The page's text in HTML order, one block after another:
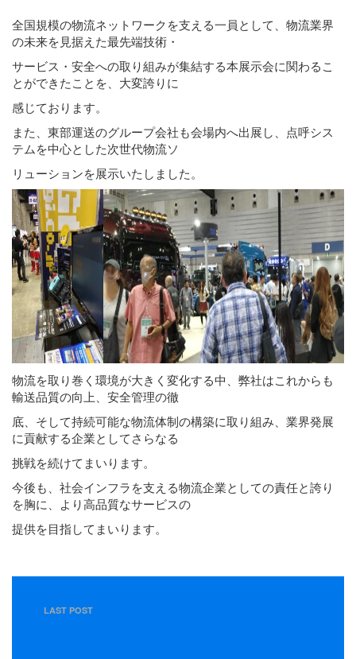
全国規模の物流ネットワークを支える一員として、物流業界
の未来を見据えた最先端技術・
サービス・安全への取り組みが集結する本展示会に関わるこ
とができたことを、大変誇りに
感じております。
また、東部運送のグループ会社も会場内へ出展し、点呼シス
テムを中心とした次世代物流ソ
リューションを展示いたしました。
物流を取り巻く環境が大きく変化する中、弊社はこれからも
輸送品質の向上、安全管理の徹
底、そして持続可能な物流体制の構築に取り組み、業界発展
に貢献する企業としてさらなる
挑戦を続けてまいります。
今後も、社会インフラを支える物流企業としての責任と誇り
を胸に、より高品質なサービスの
提供を目指してまいります。
LAST POST